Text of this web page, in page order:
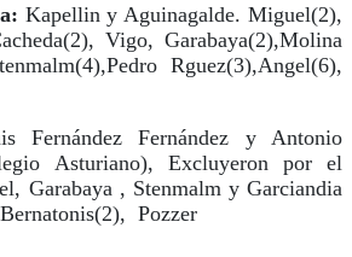
Kapellin y Aguinagalde. Miguel(2),
Vigo, Garabaya(2),Molina
Rguez(3),Angel(6),
Fernández Fernández y Antonio
Asturiano), Excluyeron por el
Garabaya , Stenmalm y Garciandia
Pozzer